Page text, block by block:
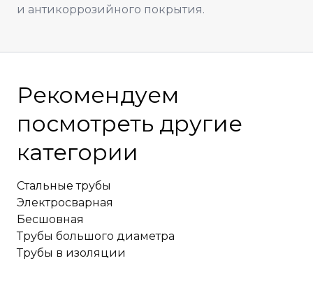
и антикоррозийного покрытия.
Рекомендуем
посмотреть другие
категории
Стальные трубы
Электросварная
Бесшовная
Трубы большого диаметра
Трубы в изоляции